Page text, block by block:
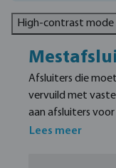
High-contrast mode
Afsluiters die
vervuild met vaste
aan afsluiters
Lees meer